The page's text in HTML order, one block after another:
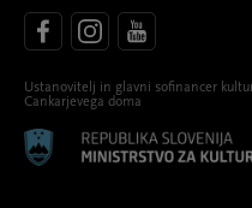
Ustanovitelj in glavni sofinancer
Cankarjevega doma